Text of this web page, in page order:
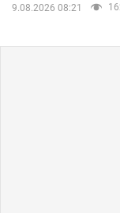
9.08.2026 08:21